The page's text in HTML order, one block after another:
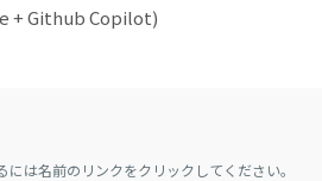
+ Github Copilot)
には名前のリンクをクリックしてください。